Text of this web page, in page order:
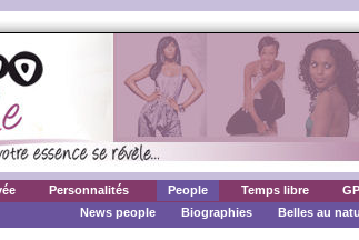
Personnalités People Temps libre
News people
Biographies Belles au